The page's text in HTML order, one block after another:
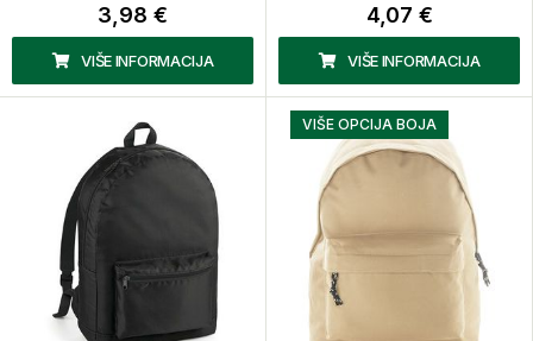
3,98 €
VIŠE INFORMACIJA
4,07 €
VIŠE INFORMACIJA
VIŠE OPCIJA BOJA